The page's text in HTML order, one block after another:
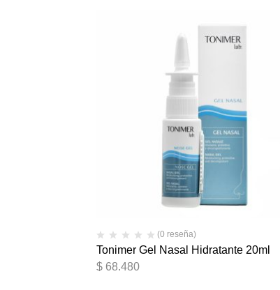
(0 reseña)
Tonimer Gel Nasal Hidratante 20ml
$68.480